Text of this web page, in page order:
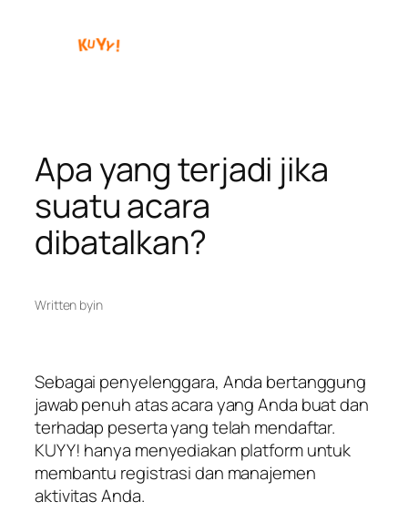
Apa yang terjadi jika
suatu acara
dibatalkan?
Written byin
Sebagai penyelenggara, Anda bertanggung
jawab penuh atas acara yang Anda buat dan
terhadap peserta yang telah mendaftar.
KUYY! hanya menyediakan platform untuk
membantu registrasi dan manajemen
aktivitas Anda.